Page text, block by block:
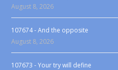
August 8, 2026
107674 - And the opposite
August 8, 2026
107673 - Your try will define